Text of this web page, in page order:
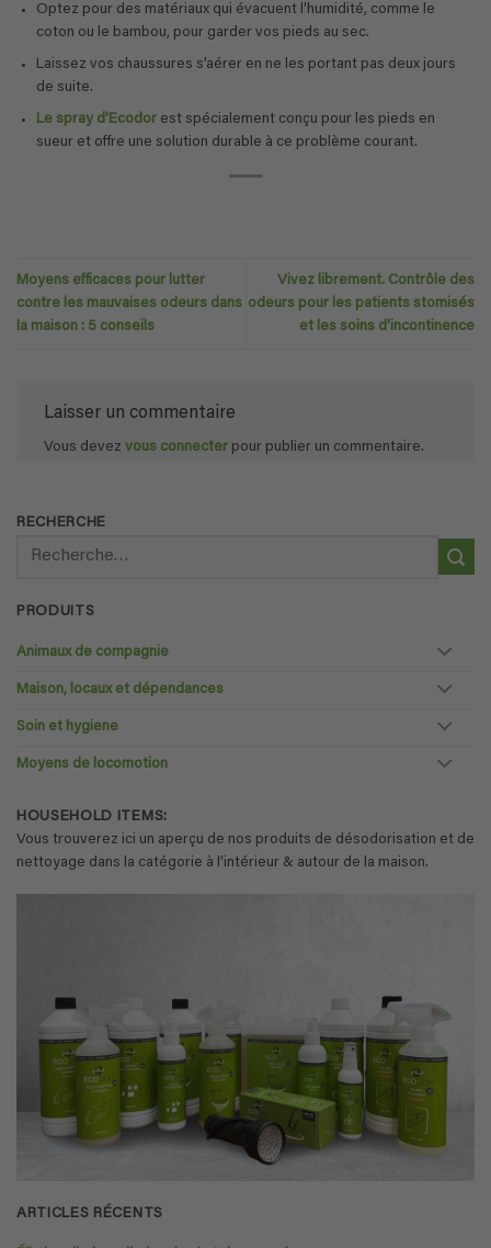
Optez pour des matériaux qui évacuent l’humidité, comme le
coton ou le bambou, pour garder vos pieds au sec.
Laissez vos chaussures s’aérer en ne les portant pas deux jours
de suite.
Le spray d’Ecodorest spécialement conçu pour les pieds en
sueur et offre une solution durable à ce problème courant.
Moyens efficaces pour lutter
contre les mauvaises odeurs dans
la maison : 5 conseils
Vivez librement. Contrôle des
odeurs pour les patients stomisés
et les soins d’incontinence
Laisser un commentaire
Vous devez vous connecter pour publier un commentaire.
RECHERCHE
pour :
PRODUITS
Animaux de compagnie
Maison, locaux et dépendances
Soin et hygiene
Moyens de locomotion
HOUSEHOLD ITEMS:
Vous trouverez ici un aperçu de nos produits de désodorisation et de
nettoyage dans la catégorie à l’intérieur & autour de la maison.
ARTICLES RÉCENTS